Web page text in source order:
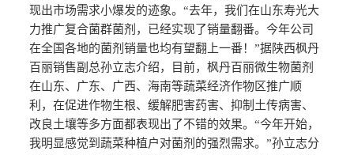
现出市场需求小爆发的迹象。“去年，我们在山东寿光大
力推广复合菌群菌剂，已经实现了销量翻番。今年公司
在全国各地的菌剂销量也均有望翻上一番！”据陕西枫丹
百丽销售副总孙立志介绍，目前，枫丹百丽微生物菌剂
在山东、广东、广西、海南等蔬菜经济作物区推广顺
利，在促进作物生根、缓解肥害药害、抑制土传病害、
改良土壤等多方面都表现出了不错的效果。“今年开始，
我明显感觉到蔬菜种植户对菌剂的强烈需求。”孙立志分